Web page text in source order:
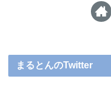
まるとんのTwitter